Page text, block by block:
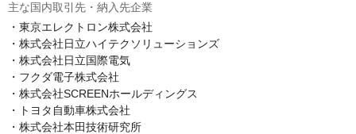
主な国内取引先・納入先企業
・東京エレクトロン株式会社
・株式会社日立ハイテクソリューションズ
・株式会社日立国際電気
・フクダ電子株式会社
・株式会社SCREENホールディングス
・トヨタ自動車株式会社
・株式会社本田技術研究所